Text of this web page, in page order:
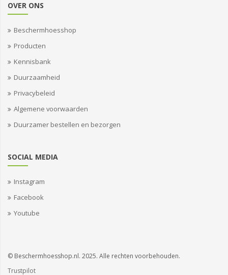
OVER ONS
Beschermhoesshop
Producten
Kennisbank
Duurzaamheid
Privacybeleid
Algemene voorwaarden
Duurzamer bestellen en bezorgen
SOCIAL MEDIA
Instagram
Facebook
Youtube
© Beschermhoesshop.nl. 2025. Alle rechten voorbehouden.
Trustpilot